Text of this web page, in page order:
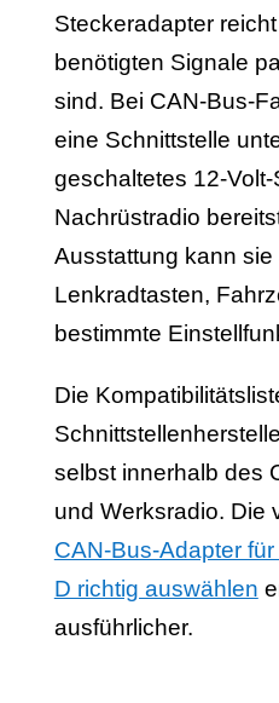
Steckeradapter
benötigten Signale
sind. Bei CAN-Bus-
eine Schnittstelle
geschaltetes 12-
Nachrüstradio
Ausstattung kann
Lenkradtasten,
bestimmte
Die
selbst innerhalb des
und Werksradio. Die
CAN-Bus-Adapter
D richtig auswählen
ausführlicher.